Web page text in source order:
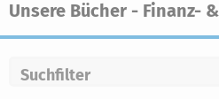
Unsere Bücher - Finanz-
Suchfilter